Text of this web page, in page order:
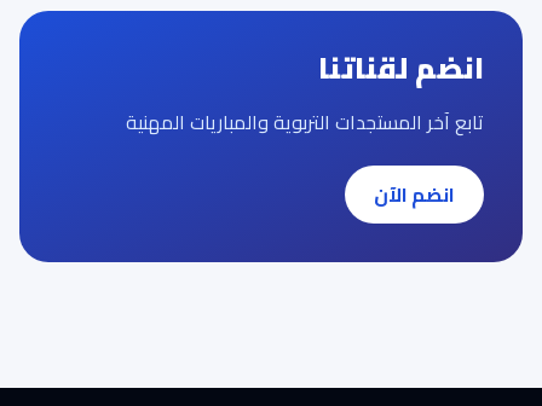
انضم لقناتنا
تابع آخر المستجدات التربوية والمباريات المهنية
انضم الآن